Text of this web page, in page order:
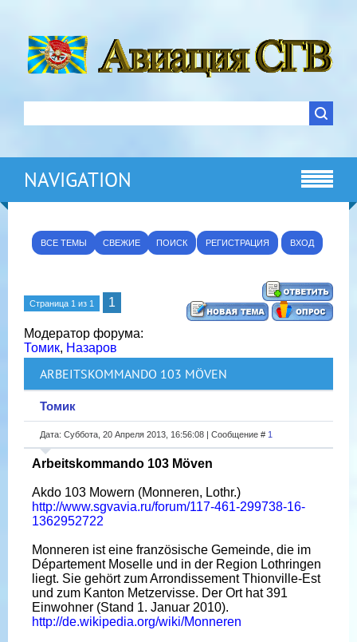
NAVIGATION
ВСЕ ТЕМЫ СВЕЖИЕ ПОИСК РЕГИСТРАЦИЯ ВХОД
Страница 1 из 1 1
Модератор форума:
Томик, Назаров
ARBEITSKOMMANDO 103 MÖVEN
Томик
Дата: Суббота, 20 Апреля 2013, 16:56:08 | Сообщение # 1
Arbeitskommando 103 Möven
Akdo 103 Mowern (Monneren, Lothr.)
http://www.sgvavia.ru/forum/117-461-299738-16-
1362952722
Monneren ist eine französische Gemeinde, die im
Département Moselle und in der Region Lothringen
liegt. Sie gehört zum Arrondissement Thionville-Est
und zum Kanton Metzervisse. Der Ort hat 391
Einwohner (Stand 1. Januar 2010).
http://de.wikipedia.org/wiki/Monneren